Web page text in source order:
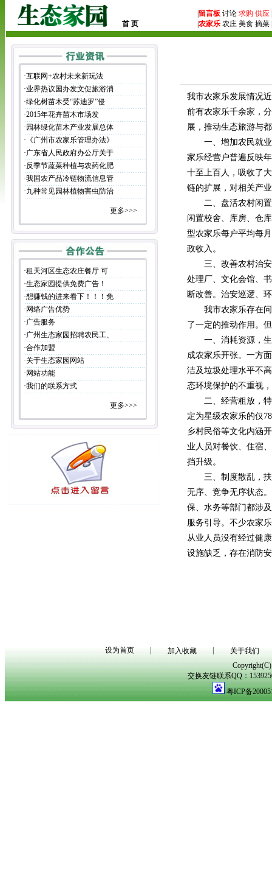
首 页
留言板 讨论 求购 供应
农家乐 农庄 美食 摘菜 |
·互联网+农村未来新玩法
·业界热议国办发文促旅游消
·绿化树苗木受“苏迪罗”侵
·2015年花卉苗木市场发
· 园林绿化苗木产业发展总体
· 《广州市农家乐管理办法》
·广东省人民政府办公厅关于
·反季节蔬菜种植与农药化肥
·我国农产品冷链物流信息管
·九种常见园林植物害虫防治
更多>>>
·租天河区生态农庄餐厅 可
·生态家园提供免费广告！
·想赚钱的进来看下！！！免
· 网络广告优势
·广告服务
·广州生态家园招聘农民工、
·合作加盟
·关于生态家园网站
· 网站功能
·我们的联系方式
更多>>>
我市农家乐发展情况
前有农家乐千余家，
展，推动生态旅游与
一、增加农民就业
家乐经营户普遍反映
十至上百人，吸收了
链的扩展，对相关产
二、盘活农村闲置
闲置校舍、库房、仓
型农家乐每户平均每
政收入。
三、改善农村治安
处理厂、文化会馆、
断改善。治安巡逻、
我市农家乐存在问
了一定的推动作用。
一、消耗资源，生
成农家乐开张。一方
洁及垃圾处理水平不
态环境保护的不重视
二、经营粗放，特
定为星级农家乐的仅
乡村民俗等文化内涵
业人员对餐饮、住宿
挡升级。
三、制度散乱，扶
无序、竞争无序状态
保、水务等部门都涉
服务引导。不少农家
从业人员没有经过健
设施缺乏，存在消防
设为首页 加入收藏
关于我们
交换友链联系QQ：
粤ICP备